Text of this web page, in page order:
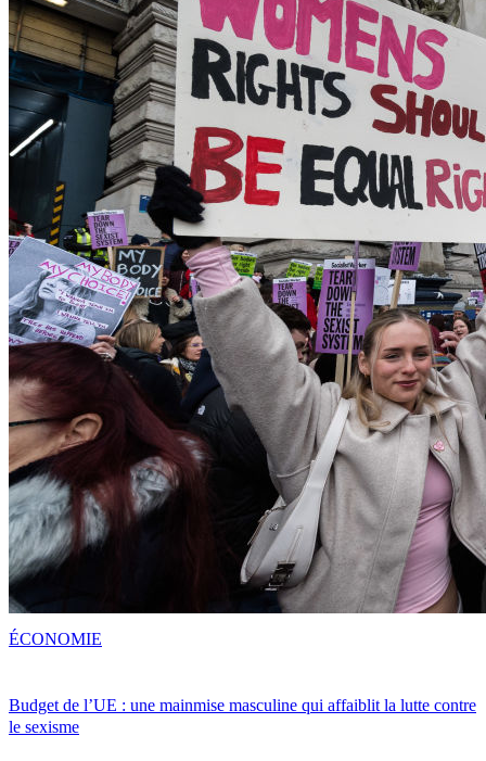
Budget de l’UE : une mainmise masculine qui affaiblit la lutte contre
le sexisme
ÉCONOMIE